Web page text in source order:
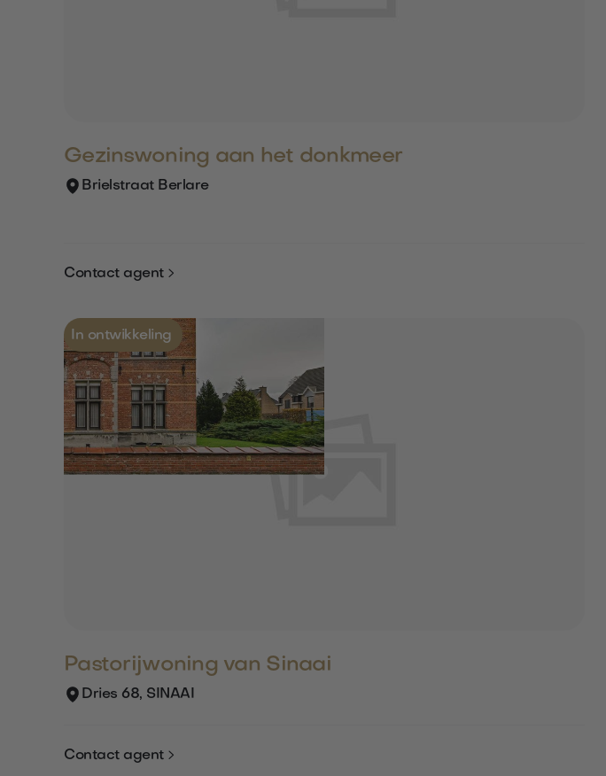
Gezinswoning aan het donkmeer
Brielstraat Berlare
Contact agent
In ontwikkeling
Pastorijwoning van Sinaai
Dries 68, SINAAI
Contact agent